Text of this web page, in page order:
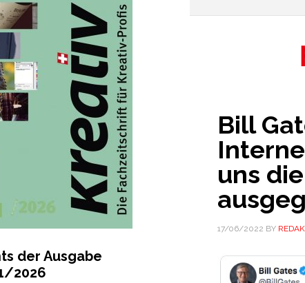
Bill
uns
17/06/2022 BY
der Ausgabe
2026